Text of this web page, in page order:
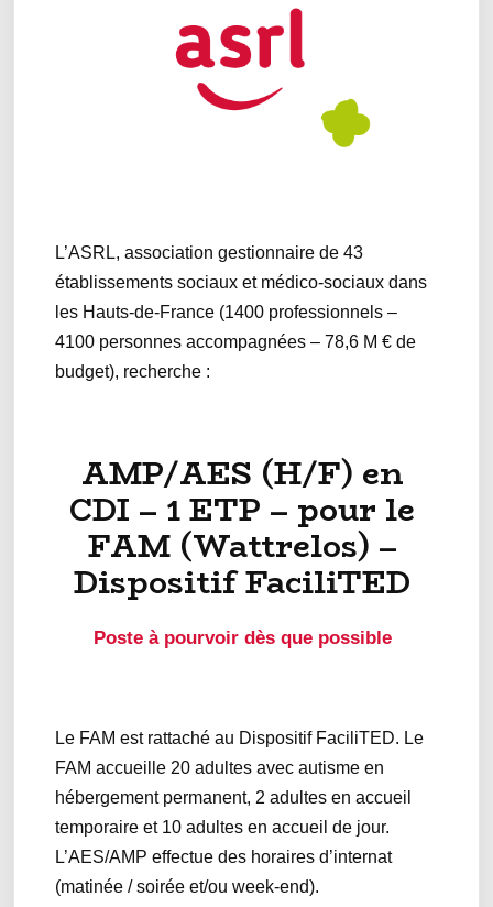
L’ASRL, association gestionnaire de 43
établissements sociaux et médico-sociaux dans
les Hauts-de-France (1400 professionnels –
4100 personnes accompagnées – 78,6 M € de
budget), recherche :
AMP/AES (H/F) en
CDI – 1 ETP – pour le
FAM (Wattrelos) –
Dispositif FaciliTED
Poste à pourvoir dès que possible
Le FAM est rattaché au Dispositif FaciliTED. Le
FAM accueille 20 adultes avec autisme en
hébergement permanent, 2 adultes en accueil
temporaire et 10 adultes en accueil de jour.
L’AES/AMP effectue des horaires d’internat
(matinée / soirée et/ou week-end).